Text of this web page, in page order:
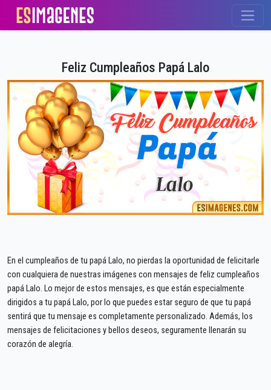
Feliz Cumpleaños Papá Lalo
En el cumpleaños de tu papá Lalo, no pierdas la oportunidad de felicitarle
con cualquiera de nuestras imágenes con mensajes de feliz cumpleaños
papá Lalo. Lo mejor de estos mensajes, es que están especialmente
dirigidos a tu papá Lalo, por lo que puedes estar seguro de que tu papá
sentirá que tu mensaje es completamente personalizado. Además, los
mensajes de felicitaciones y bellos deseos, seguramente llenarán su
corazón de alegría.